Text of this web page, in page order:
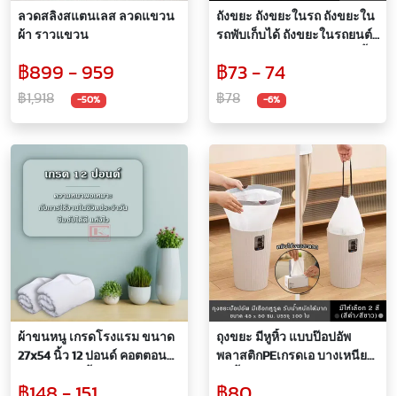
ลวดสลิงสแตนเลส ลวดแขวน
ผ้า ราวแขวน
฿899 - 959
฿1,918 -50%
ถังขยะ ถังขยะในรถ ถังขยะใน
รถพับเก็บได้ ถังขยะในรถยนต์
4 ลิตร พกพาสะดวก
฿73 - 74
฿78 -6%
ผ้าขนหนู เกรดโรงแรม ขนาด
27x54 นิ้ว 12 ปอนด์ คอตตอน
ถุงขยะ มีหูหิ้ว แบบป๊อปอัพ
พลาสติกPEเกรดเอ บางเหนียว